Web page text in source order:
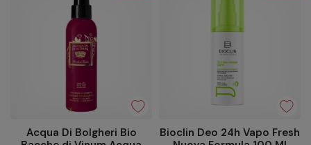
Acqua Di Bolgheri Bio
Bioclin Deo 24h Vapo Fresh